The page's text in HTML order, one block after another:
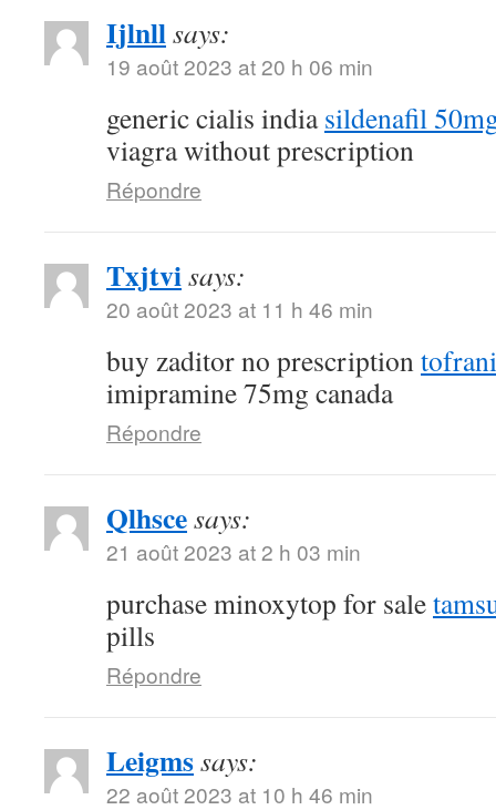
Ijlnllsays:
19 août 2023 at 20 h 06 min
generic cialis indiasildenafil
viagra without prescription
Répondre
Txjtvisays:
20 août 2023 at 11 h 46 min
buy zaditor no prescription
imipramine 75mg canada
Répondre
Qlhscesays:
21 août 2023 at 2 h 03 min
purchase minoxytop for sale
pills
Répondre
Leigmssays:
22 août 2023 at 10 h 46 min